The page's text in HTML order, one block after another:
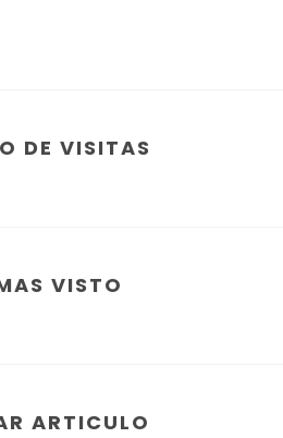
DE VISITAS
VISTO
ARTICULO